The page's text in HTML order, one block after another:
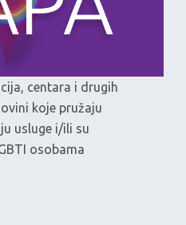
centara i drugih
koje pružaju
usluge i/ili su
osobama